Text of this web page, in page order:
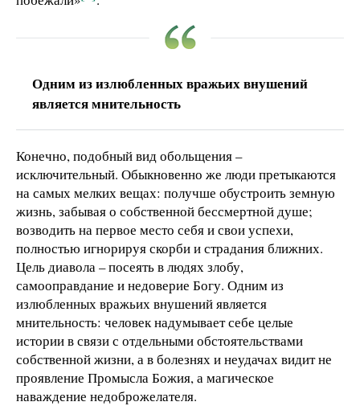
Одним из излюбленных вражьих внушений
является мнительность
Конечно, подобный вид обольщения –
исключительный. Обыкновенно же люди претыкаются
на самых мелких вещах: получше обустроить земную
жизнь, забывая о собственной бессмертной душе;
возводить на первое место себя и свои успехи,
полностью игнорируя скорби и страдания ближних.
Цель диавола – посеять в людях злобу,
самооправдание и недоверие Богу. Одним из
излюбленных вражьих внушений является
мнительность: человек надумывает себе целые
истории в связи с отдельными обстоятельствами
собственной жизни, а в болезнях и неудачах видит не
проявление Промысла Божия, а магическое
наваждение недоброжелателя.